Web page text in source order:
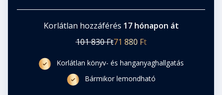
Korlátlan hozzáférés 17 hónapon át
101 830 Ft71 880 Ft
Korlátlan könyv- és hanganyaghallgatás
Bármikor lemondható